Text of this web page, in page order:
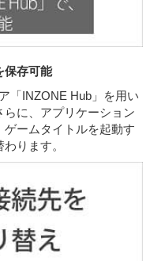
保存可能
「INZONE Hub」を用い
に、アプリケーション
ームタイトルを起動す
ります。